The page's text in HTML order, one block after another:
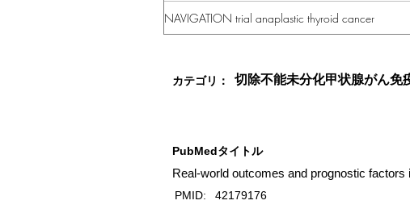
NAVIGATION trial anaplastic thyroid cancer
カテゴリ： 切除不能未分化甲状腺がん免
PubMedタイトル
Real-world outcomes and prognostic
PMID: 42179176